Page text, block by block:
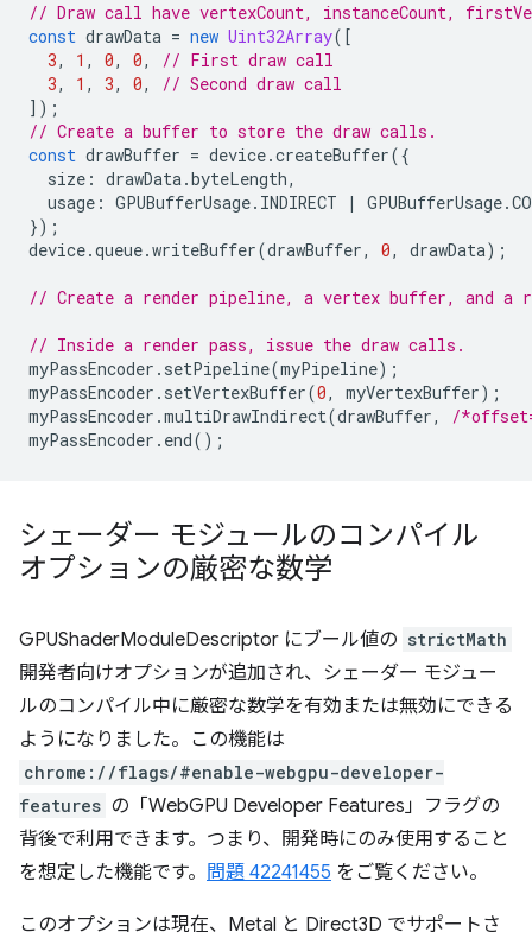
// Draw call have vertexCount, instanceCount,
const drawData = new Uint32Array([
3, 1 , 0, 0,
// First draw call
3, 1 , 3, 0,
// Second draw call
]);
// Create a buffer to store the draw calls.
const drawBuffer = device.createBuffer({
size : drawData.byteLength,
usage : GPUBufferUsage. INDIRECT | GPUBufferUsage.
});
device.queue.writeBuffer(drawBuffer, 0, drawData);
// Create a render pipeline, a vertex buffer, and a
// Inside a render pass, issue the draw calls.
myPassEncoder . setPipeline(myPipeline);
myPassEncoder . setVertexBuffer(0, myVertexBuffer);
myPassEncoder .multiDrawIndirect(drawBuffer,
/
myPassEncoder . end();
シェーダー モジュールのコンパイル
オプションの厳密な数学
GPUShaderModuleDescriptor にブール値の strictMath
開発者向けオプションが追加され、シェーダー モジュー
ルのコンパイル中に厳密な数学を有効または無効にできる
ようになりました。この機能は
chrome://flags/#enable-webgpu-developer-
features の「WebGPU Developer Features」フラグの
背後で利用できます。つまり、開発時にのみ使用すること
を想定した機能です。 問題 42241455 をご覧ください。
このオプションは現在、Metal と Direct3D でサポートさ